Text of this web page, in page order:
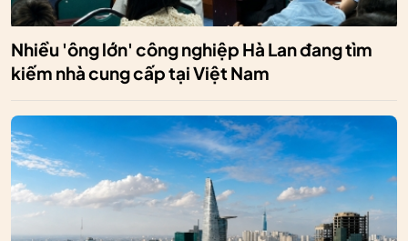
Nhiều 'ông lớn' công nghiệp Hà Lan đang tìm
kiếm nhà cung cấp tại Việt Nam